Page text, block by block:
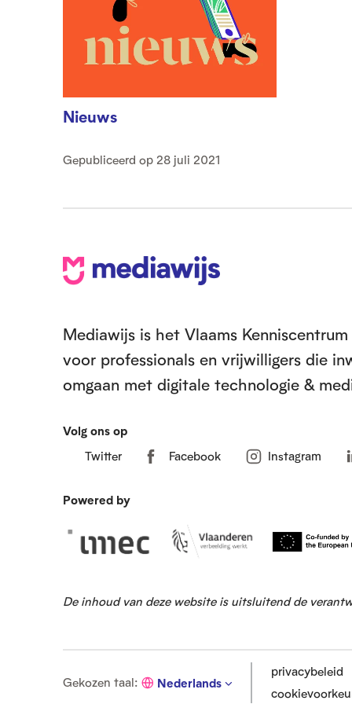
Nieuws
Gepubliceerd op 28 juli 2021
V
e
t
Mediawijs is het Vlaams
voor professionals en vrijwilligers die
omgaan met digitale technologie &
Volg ons op
Twitter
Facebook Instagram
Powered by
De inhoud van deze website is uitsluitend de
Gekozen taal:
G
Nederlands
privacybeleid